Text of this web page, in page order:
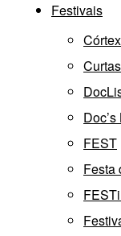
Festivais
Córtex
FEST
Festa